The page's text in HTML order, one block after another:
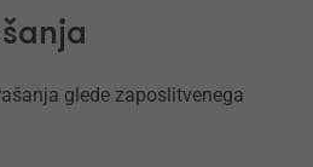
glede zaposlitvenega